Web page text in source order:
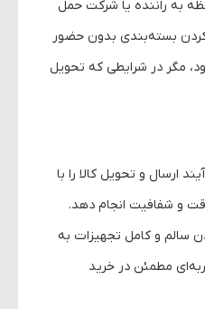
به راننده یا شرکت حمل
کردن بسته‌بندی بدون حضور
مگر در شرایطی که تحویل
ارسال و تحویل کالا را با
دقت و شفافیت انجام دهد.
سالم و کامل تجهیزات به
مطمئن در خرید